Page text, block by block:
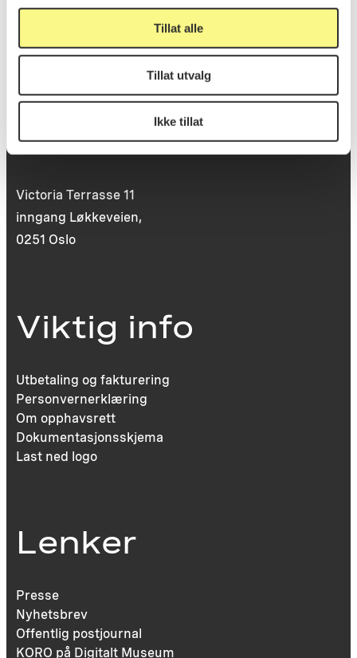
Tillat alle
Tillat utvalg
Ikke tillat
22 99 11 99
Besøksadresse
Victoria Terrasse 11
inngang Løkkeveien,
0251 Oslo
Viktig info
Utbetaling og fakturering
Personvernerklæring
Om opphavsrett
Dokumentasjonsskjema
Last ned logo
Lenker
Presse
Nyhetsbrev
Offentlig postjournal
KORO på Digitalt Museum